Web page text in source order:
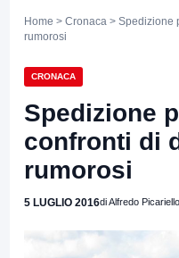
Home > Cronaca > Spedizione
rumorosi
CRONACA
Spedizione
confronti di
rumorosi
5 LUGLIO 2016di Alfredo Picariello